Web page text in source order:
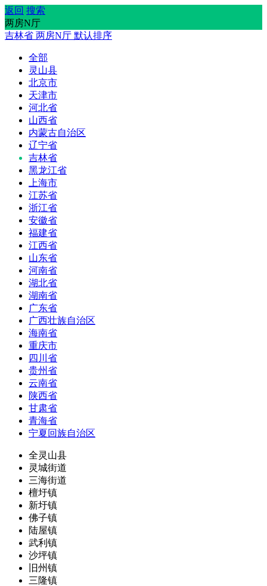
返回 搜索
两房N厅
吉林省 两房N厅 默认排序
全部
灵山县
北京市
天津市
河北省
山西省
内蒙古自治区
辽宁省
吉林省
黑龙江省
上海市
江苏省
浙江省
安徽省
福建省
江西省
山东省
河南省
湖北省
湖南省
广东省
广西壮族自治区
海南省
重庆市
四川省
贵州省
云南省
陕西省
甘肃省
青海省
宁夏回族自治区
全灵山县
灵城街道
三海街道
檀圩镇
新圩镇
佛子镇
陆屋镇
武利镇
沙坪镇
旧州镇
三隆镇